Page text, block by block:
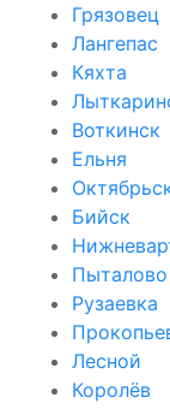
Грязовец
Лангепас
Кяхта
Воткинск
Ельня
Бийск
Пыталово
Рузаевка
Лесной
Королёв